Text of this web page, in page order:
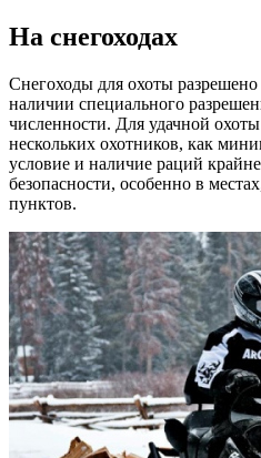
На снегоходах
Снегоходы для охоты разрешено
наличии специального
численности. Для удачной охоты
нескольких охотников, как
условие и наличие раций
безопасности, особенно в
пунктов.